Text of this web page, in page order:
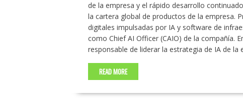
de la empresa y el rápido desarrollo
la cartera global de productos de la empresa.
digitales impulsadas por IA y software de
como Chief AI Officer (CAIO) de la compañía.
responsable de liderar la estrategia de IA de la
READ MORE